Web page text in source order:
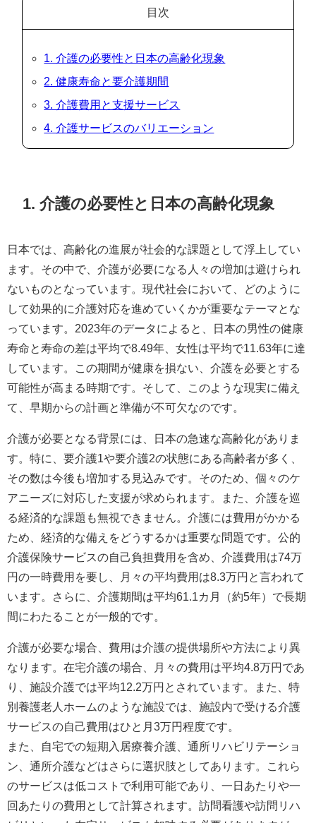
目次
1. 介護の必要性と日本の高齢化現象
2. 健康寿命と要介護期間
3. 介護費用と支援サービス
4. 介護サービスのバリエーション
1. 介護の必要性と日本の高齢化現象
日本では、高齢化の進展が社会的な課題として浮上してい
ます。その中で、介護が必要になる人々の増加は避けられ
ないものとなっています。現代社会において、どのように
して効果的に介護対応を進めていくかが重要なテーマとな
っています。2023年のデータによると、日本の男性の健康
寿命と寿命の差は平均で8.49年、女性は平均で11.63年に達
しています。この期間が健康を損ない、介護を必要とする
可能性が高まる時期です。そして、このような現実に備え
て、早期からの計画と準備が不可欠なのです。
介護が必要となる背景には、日本の急速な高齢化がありま
す。特に、要介護1や要介護2の状態にある高齢者が多く、
その数は今後も増加する見込みです。そのため、個々のケ
アニーズに対応した支援が求められます。また、介護を巡
る経済的な課題も無視できません。介護には費用がかかる
ため、経済的な備えをどうするかは重要な問題です。公的
介護保険サービスの自己負担費用を含め、介護費用は74万
円の一時費用を要し、月々の平均費用は8.3万円と言われて
います。さらに、介護期間は平均61.1カ月（約5年）で長期
間にわたることが一般的です。
介護が必要な場合、費用は介護の提供場所や方法により異
なります。在宅介護の場合、月々の費用は平均4.8万円であ
り、施設介護では平均12.2万円とされています。また、特
別養護老人ホームのような施設では、施設内で受ける介護
サービスの自己費用はひと月3万円程度です。
また、自宅での短期入居療養介護、通所リハビリテーショ
ン、通所介護などはさらに選択肢としてあります。これら
のサービスは低コストで利用可能であり、一日あたりや一
回あたりの費用として計算されます。訪問看護や訪問リハ